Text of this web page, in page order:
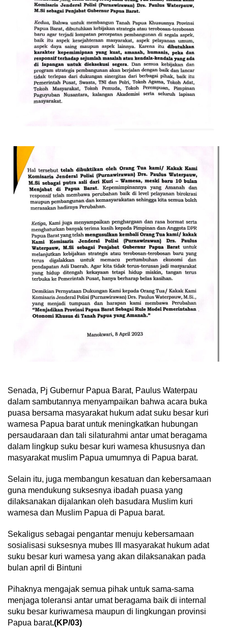
Senada, Pj Gubernur Papua Barat, Paulus Waterpau
dalam sambutannya menyampaikan bahwa acara buka
puasa bersama masyarakat hukum adat suku besar kuri
wamesa Papua barat untuk meningkatkan hubungan
persaudaraan dan tali silaturahmi antar umat beragama
dalam lingkup suku besar kuri wamesa khususnya dan
masyarakat muslim Papua umumnya di Papua barat.
Selain itu, juga membangun kesatuan dan kebersamaan
guna mendukung suksesnya ibadah puasa yang
dilaksanakan dijalankan oleh basudara Muslim kuri
wamesa dan Muslim Papua di Papua barat.
Sekaligus sebagai pengantar menuju kebersamaan
sosialisasi suksesnya mubes III masyarakat hukum adat
suku besar kuri wamesa yang akan dilaksanakan pada
bulan april di Bintuni
Pihaknya mengajak semua pihak untuk sama-sama
menjaga toleransi antar umat beragama baik di internal
suku besar kuriwamesa maupun di lingkungan provinsi
Papua barat.(KP/03)